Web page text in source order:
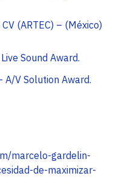
(ARTEC) – (México)
Sound Award.
A/V Solution Award.
marcelo-gardelin-
de-maximizar-